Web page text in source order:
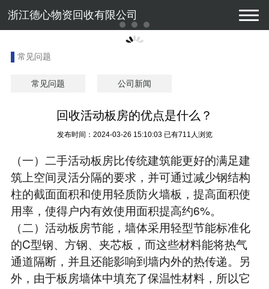
浙江德心物资回收有限公司
常见问题
常见问题 公司新闻
回收活动板房的优点是什么？
发布时间：2024-03-26 15:10:03 已有711人浏览
（一）二手活动板房比传统建筑能更好的满足建
筑上空间灵活分隔的要求，并可通过减少钢结构
柱的截面面积和使用轻质防火墙板，提高面积使
用率，使得户内有效使用面积提高约6%。
（二）活动板房节能，墙体采用轻型节能标准化
的C型钢、方钢、夹芯板，而这些材料能将热气
通道隔断，并且还能影响到墙内外的热传递。另
外，由于板房墙体中填充了保温性材料，所以它